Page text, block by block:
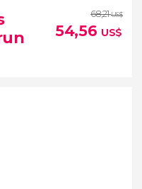
ferry desde
68,21US$
54,56 US$